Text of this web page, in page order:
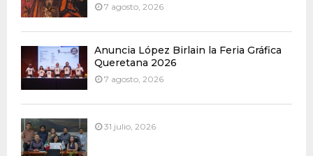
7 agosto, 2026
Anuncia López Birlain la Feria Gráfica
Queretana 2026
7 agosto, 2026
31 julio, 2026